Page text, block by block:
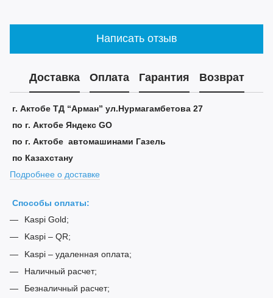
Написать отзыв
Доставка Оплата Гарантия Возврат
г. Актобе ТД “Арман” ул.Нурмагамбетова 27
по г. Актобе Яндекс GO
по г. Актобе автомашинами Газель
по Казахстану
Подробнее о доставке
Способы оплаты:
Kaspi Gold;
Kaspi – QR;
Kaspi – удаленная оплата;
Наличный расчет;
Безналичный расчет;